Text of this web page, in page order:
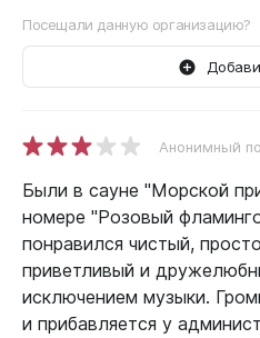
Посещали данную организацию?
Анонимный
Были в сауне "Морской
номере "Розовый
понравился чистый,
приветливый и
исключением музыки.
и прибавляется у